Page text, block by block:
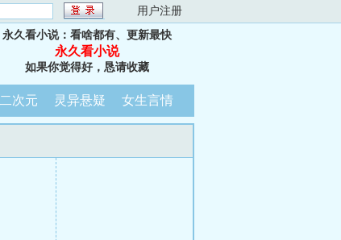
用户注册
永久看小说：看啥都有、更新最快
永久看小说
如果你觉得好，恳请收藏
二次元 灵异悬疑 女生言情